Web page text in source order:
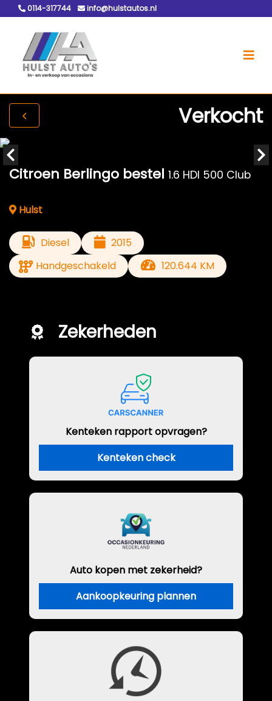
0114-317744 info@hulstautos.nl
Verkocht
Citroen Berlingo bestel 1.6 HDI 500 Club
Hulst
Diesel
2015
Handgeschakeld
120.644 KM
Zekerheden
Kenteken rapport opvragen?
Kenteken check
Auto kopen met zekerheid?
Aankoopkeuring plannen